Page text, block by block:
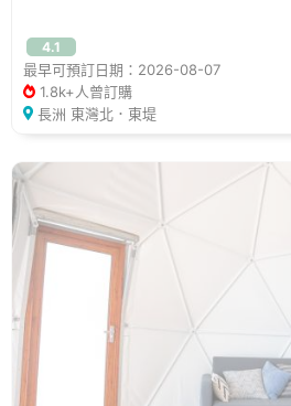
4.1
最早可預訂日期：2026-08-07
1.8k+人曾訂購
長洲 東灣北．東堤